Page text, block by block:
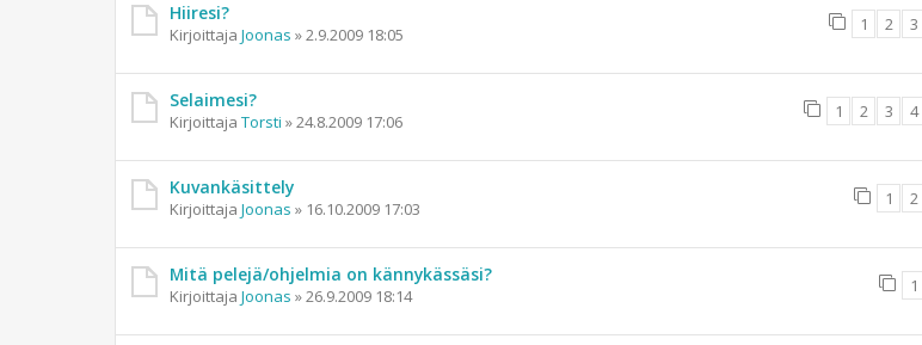
Hiiresi?
Kirjoittaja Joonas »2.9.2009 18:05 1 2 3
Selaimesi?
Kirjoittaja Torsti »24.8.2009 17:06 1 2 3 4
Kuvankäsittely
Kirjoittaja Joonas » 16.10.2009 17:03 1 2
Mitä pelejä/ohjelmia on kännykässäsi?
Kirjoittaja Joonas »26.9.2009 18:14 1